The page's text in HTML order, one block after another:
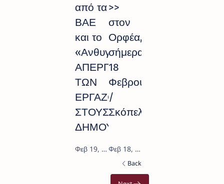
από τα
ΒΑΕ
και το
«Ανθυγιεινό»!
ΑΠΕΡΓΙΑ
ΤΩΝ
ΕΡΓΑΖΟΜΕΝΩΝ
ΣΤΟΥΣ
ΔΗΜΟΥΣ
>>
στον
Ορφέα,
σήμερα
18
Φεβρουαρίου
/
Σκόπελος